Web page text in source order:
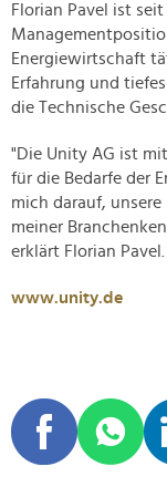
Florian Pavel ist
Energiewirtschaft
Erfahrung und
die Technische
"Die Unity AG ist
für die Bedarfe der
mich darauf,
meiner
erklärt Florian Pavel.
www.unity.de